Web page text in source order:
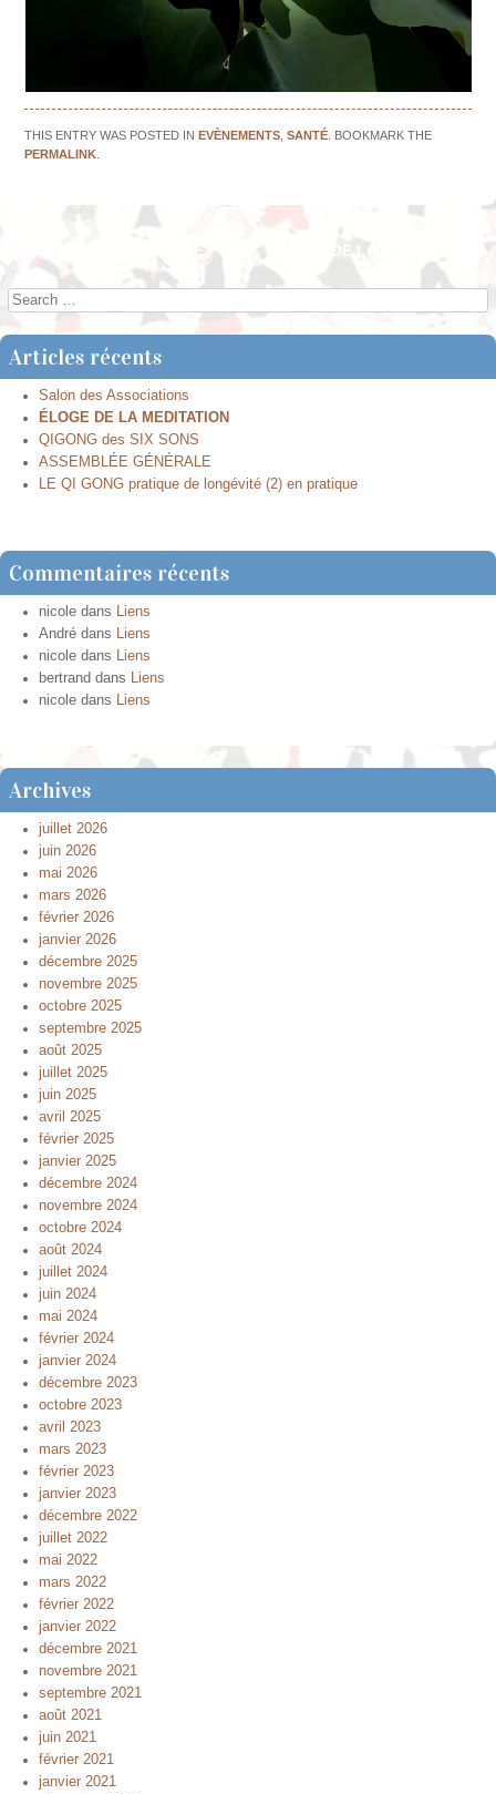
THIS ENTRY WAS POSTED INEVÈNEMENTS ,SANTÉ . BOOKMARK THE
PERMALINK
Post navigation
ASSEMBLÉE GÉNÉRALE ÉLOGE DE LA MEDITATION →
Search
Articles récents
Salon des Associations
ÉLOGE DE LA MEDITATION
QIGONG des SIX SONS
ASSEMBLÉE GÉNÉRALE
LE QI GONG pratique de longévité (2) en pratique
Commentaires récents
nicole dans Liens
André dans Liens
nicole dans Liens
bertrand dans Liens
nicole dans Liens
Archives
juillet 2026
juin 2026
mai 2026
mars 2026
février 2026
janvier 2026
décembre 2025
novembre 2025
octobre 2025
septembre 2025
août 2025
juillet 2025
juin 2025
avril 2025
février 2025
janvier 2025
décembre 2024
novembre 2024
octobre 2024
août 2024
juillet 2024
juin 2024
mai 2024
février 2024
janvier 2024
décembre 2023
octobre 2023
avril 2023
mars 2023
février 2023
janvier 2023
décembre 2022
juillet 2022
mai 2022
mars 2022
février 2022
janvier 2022
décembre 2021
novembre 2021
septembre 2021
août 2021
juin 2021
février 2021
janvier 2021